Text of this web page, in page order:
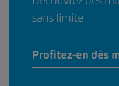
sans limite
Profitez-en dès